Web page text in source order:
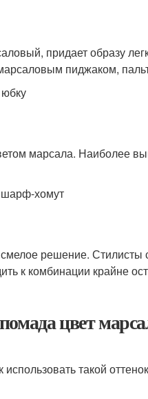
придает образу
пиджаком,
марсала. Наиболее
шарф-хомут
решение. Стилисты
к комбинации крайне
цвет
такой